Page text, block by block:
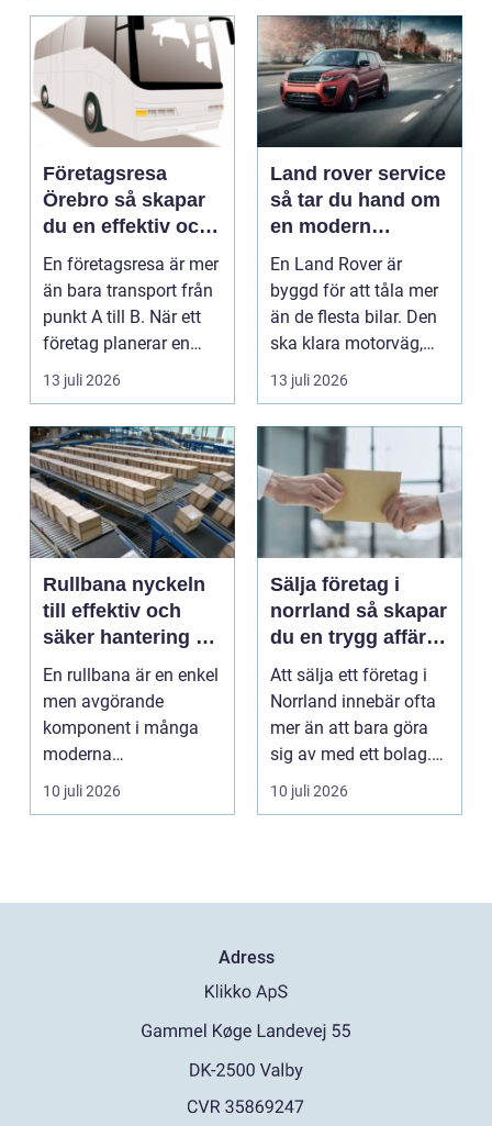
Företagsresa
Örebro så skapar
du en effektiv och
minnesvärd resa
En företagsresa är mer
än bara transport från
punkt A till B. När ett
företag planerar en
resa för m...
13 juli 2026
Land rover service
så tar du hand om
en modern
klassiker
En Land Rover är
byggd för att tåla mer
än de flesta bilar. Den
ska klara motorväg,
stadstrafik, gru...
13 juli 2026
Rullbana nyckeln
till effektiv och
säker hantering av
gods
En rullbana är en enkel
men avgörande
komponent i många
moderna
verksamheter. Den
används för att fl...
10 juli 2026
Sälja företag i
norrland så skapar
du en trygg affär
från start till mål
Att sälja ett företag i
Norrland innebär ofta
mer än att bara göra
sig av med ett bolag.
För många ä...
10 juli 2026
Adress